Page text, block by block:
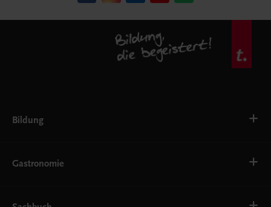
Bildung
AHS
EWF/ZWF
Gastronomie